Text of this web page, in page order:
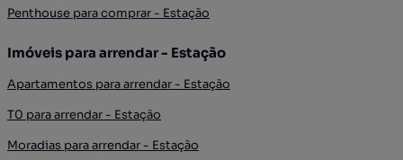
Penthouse para comprar - Estação
Imóveis para arrendar - Estação
Apartamentos para arrendar - Estação
T0 para arrendar - Estação
Moradias para arrendar - Estação